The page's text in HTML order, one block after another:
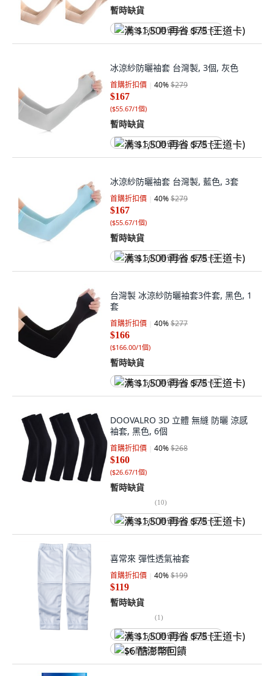
暫時缺貨
满 $1,500 再省 $75 (王道卡)
冰涼紗防曬袖套 台灣製, 3個, 灰色
首購折扣價 40%$279
$167
($55.67/1個)
暫時缺貨
满 $1,500 再省 $75 (王道卡)
冰涼紗防曬袖套 台灣製, 藍色, 3套
首購折扣價 40%$279
$167
($55.67/1個)
暫時缺貨
满 $1,500 再省 $75 (王道卡)
台灣製 冰涼紗防曬袖套3件套, 黑色, 1
套
首購折扣價 40%$277
$166
($166.00/1個)
暫時缺貨
满 $1,500 再省 $75 (王道卡)
DOOVALRO 3D 立體 無縫 防曬 涼感
袖套, 黑色, 6個
首購折扣價 40%$268
$160
($26.67/1個)
暫時缺貨
(10)
满 $1,500 再省 $75 (王道卡)
喜常來 彈性透氣袖套
首購折扣價 40%$199
$119
暫時缺貨
(1)
满 $1,500 再省 $75 (王道卡)
$6 酷澎幣回饋